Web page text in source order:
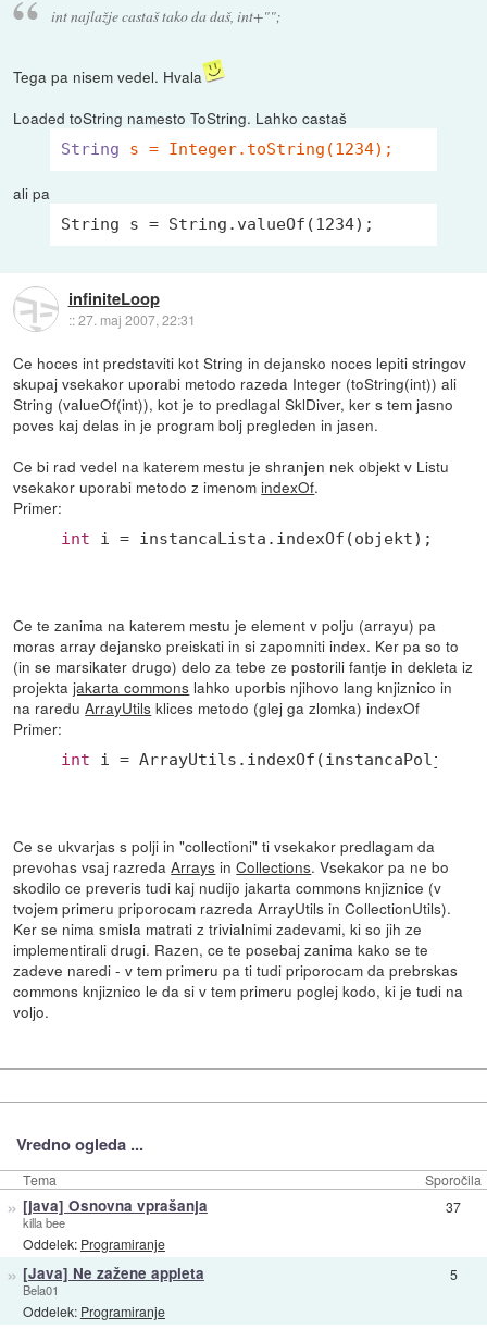
int najlažje castaš tako da daš, int+"";
Tega pa nisem vedel. Hvala
Loaded toString namesto ToString. Lahko castaš
String s = Integer.toString(1234);
ali pa
String s = String .valueOf(1234);
infiniteLoop
::27. maj 2007, 22:31
Ce hoces int predstaviti kot String in dejansko noces lepiti stringov
skupaj vsekakor uporabi metodo razeda Integer (toString(int)) ali
String (valueOf(int)), kot je to predlagal SklDiver, ker s tem jasno
poves kaj delas in je program bolj pregleden in jasen.
Ce bi rad vedel na katerem mestu je shranjen nek objekt v Listu
vsekakor uporabi metodo z imenomindexOf.
Primer:
int
Ce te zanima na katerem mestu je element v polju (arrayu) pa
moras array dejansko preiskati in si zapomniti index. Ker pa so to
(in se marsikater drugo) delo za tebe ze postorili fantje in dekleta iz
projektajakarta commons lahko uporbis njihovo lang knjiznico in
na rareduArrayUtils klices metodo (glej ga zlomka) indexOf
Primer:
int
Ce se ukvarjas s polji in "collectioni" ti vsekakor predlagam da
prevohas vsaj razredaArrays inCollections. Vsekakor pa ne bo
skodilo ce preveris tudi kaj nudijo jakarta commons knjiznice (v
tvojem primeru priporocam razreda ArrayUtils in CollectionUtils).
Ker se nima smisla matrati z trivialnimi zadevami, ki so jih ze
implementirali drugi. Razen, ce te posebaj zanima kako se te
zadeve naredi - v tem primeru pa ti tudi priporocam da prebrskas
commons knjiznico le da si v tem primeru poglej kodo, ki je tudi na
voljo.
Vredno ogleda ...
Tema Sporočila
» [java] Osnovna vprašanja
killa bee
Oddelek: Programiranje
37
» [Java] Ne zažene appleta
Bela01
Oddelek: Programiranje
5